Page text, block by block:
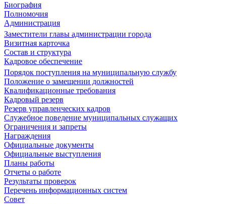
Биография
Полномочия
Администрация
Заместители главы администрации города
Визитная карточка
Состав и структура
Кадровое обеспечение
Порядок поступления на муниципальную службу
Положение о замещении должностей
Квалификационные требования
Кадровый резерв
Резерв управленческих кадров
Служебное поведение муниципальных служащих
Ограничения и запреты
Награждения
Официальные документы
Официальные выступления
Планы работы
Отчеты о работе
Результаты проверок
Перечень информационных систем
Совет